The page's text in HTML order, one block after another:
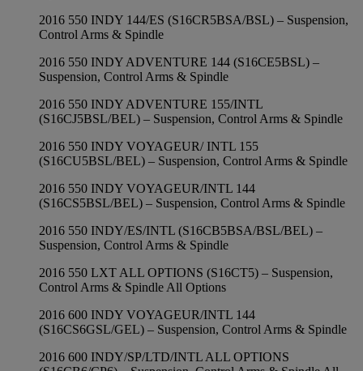
2016 550 INDY 144/ES (S16CR5BSA/BSL) – Suspension,
Control Arms & Spindle
2016 550 INDY ADVENTURE 144 (S16CE5BSL) –
Suspension, Control Arms & Spindle
2016 550 INDY ADVENTURE 155/INTL
(S16CJ5BSL/BEL) – Suspension, Control Arms & Spindle
2016 550 INDY VOYAGEUR/ INTL 155
(S16CU5BSL/BEL) – Suspension, Control Arms & Spindle
2016 550 INDY VOYAGEUR/INTL 144
(S16CS5BSL/BEL) – Suspension, Control Arms & Spindle
2016 550 INDY/ES/INTL (S16CB5BSA/BSL/BEL) –
Suspension, Control Arms & Spindle
2016 550 LXT ALL OPTIONS (S16CT5) – Suspension,
Control Arms & Spindle All Options
2016 600 INDY VOYAGEUR/INTL 144
(S16CS6GSL/GEL) – Suspension, Control Arms & Spindle
2016 600 INDY/SP/LTD/INTL ALL OPTIONS